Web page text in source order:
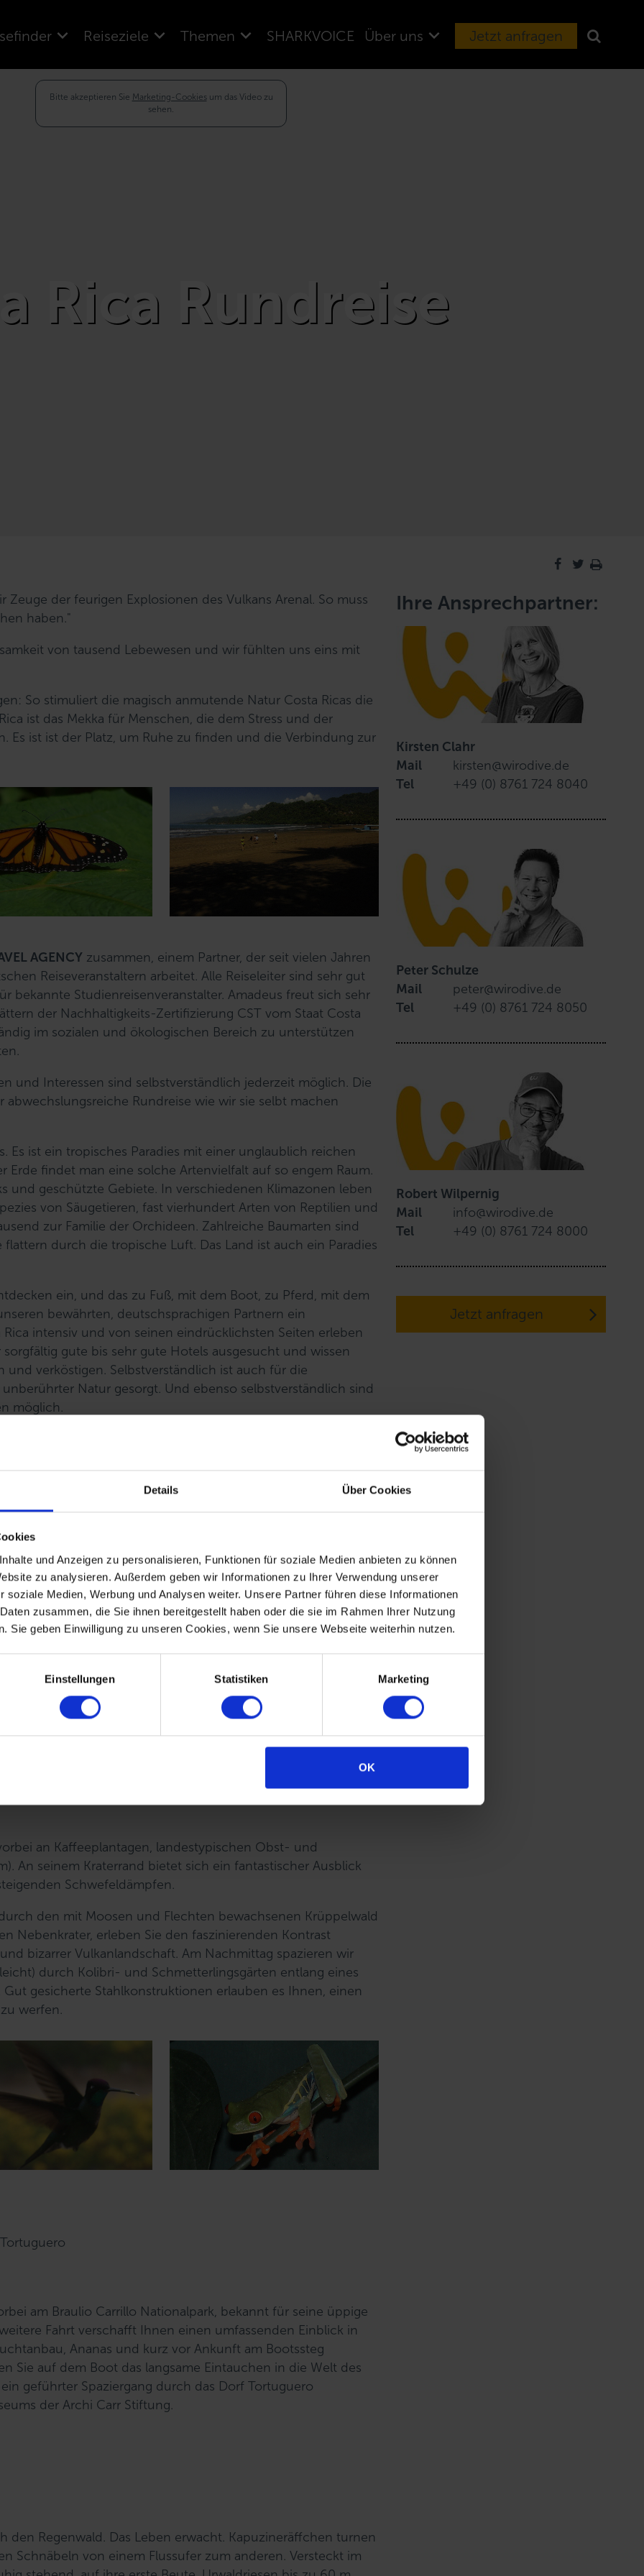
Details Über Cookies
und Anzeigen zu personalisieren, Funktionen für soziale Medien anbieten zu können
zu analysieren. Außerdem geben wir Informationen zu Ihrer Verwendung unserer
soziale Medien, Werbung und Analysen weiter. Unsere Partner führen diese Informationen
zusammen, die Sie ihnen bereitgestellt haben oder die sie im Rahmen Ihrer Nutzung
Sie geben Einwilligung zu unseren Cookies, wenn Sie unsere Webseite weiterhin nutzen.
Einstellungen Statistiken Marketing
OK
Reiseziele Themen SHARKVOICE Über uns Jetzt anfragen
Rica Rundreise
Bitte akzeptieren Sie Marketing-Cookiesum das Video zu
sehen.
der feurigen Explosionen des Vulkans Arenal. So muss
haben."
von tausend Lebewesen und wir fühlten uns eins mit
So stimuliert die magisch anmutende Natur Costa Ricas die
ist das Mekka für Menschen, die dem Stress und der
Es ist ist der Platz, um Ruhe zu finden und die Verbindung zur
AGENCY zusammen, einem Partner, der seit vielen Jahren
Reiseveranstaltern arbeitet. Alle Reiseleiter sind sehr gut
bekannte Studienreisenveranstalter. Amadeus freut sich sehr
der Nachhaltigkeits-Zertifizierung CST vom Staat Costa
im sozialen und ökologischen Bereich zu unterstützen
und Interessen sind selbstverständlich jederzeit möglich. Die
Rundreise wie wir sie selbt machen
Es ist ein tropisches Paradies mit einer unglaublich reichen
Erde findet man eine solche Artenvielfalt auf so engem Raum.
und geschützte Gebiete. In verschiedenen Klimazonen leben
von Säugetieren, fast vierhundert Arten von Reptilien und
zur Familie der Orchideen. Zahlreiche Baumarten sind
durch die tropische Luft. Das Land ist auch ein Paradies
ein, und das zu Fuß, mit dem Boot, zu Pferd, mit dem
bewährten, deutschsprachigen Partnern ein
intensiv und von seinen eindrücklichsten Seiten erleben
gute bis sehr gute Hotels ausgesucht und wissen
verköstigen. Selbstverständlich ist auch für die
Natur gesorgt. Und ebenso selbstverständlich sind
möglich.
an Kaffeeplantagen, landestypischen Obst- und
An seinem Kraterrand bietet sich ein fantastischer Ausblick
Schwefeldämpfen.
den mit Moosen und Flechten bewachsenen Krüppelwald
Nebenkrater, erleben Sie den faszinierenden Kontrast
bizarrer Vulkanlandschaft. Am Nachmittag spazieren wir
durch Kolibri- und Schmetterlingsgärten entlang eines
gesicherte Stahlkonstruktionen erlauben es Ihnen, einen
werfen.
am Braulio Carrillo Nationalpark, bekannt für seine üppige
Fahrt verschafft Ihnen einen umfassenden Einblick in
Ananas und kurz vor Ankunft am Bootssteg
Sie auf dem Boot das langsame Eintauchen in die Welt des
geführter Spaziergang durch das Dorf Tortuguero
der Archi Carr Stiftung.
Regenwald. Das Leben erwacht. Kapuzineräffchen turnen
Schnäbeln von einem Flussufer zum anderen. Versteckt im
Ihre Ansprechpartner:
Kirsten Clahr
Mail
kirsten@wirodive.de
Tel
+49 (0) 8761 724 8040
Peter Schulze
Mail
peter@wirodive.de
Tel
+49 (0) 8761 724 8050
Robert Wilpernig
Mail
info@wirodive.de
Tel
+49 (0) 8761 724 8000
Jetzt anfragen